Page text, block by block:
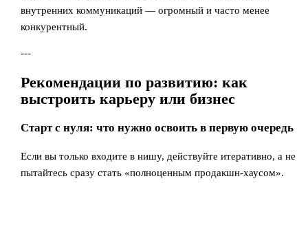
внутренних коммуникаций — огромный и часто менее
конкурентный.
---
Рекомендации по развитию: как
выстроить карьеру или бизнес
Старт с нуля: что нужно освоить в первую очередь
Если вы только входите в нишу, действуйте итеративно, а не
пытайтесь сразу стать «полноценным продакшн-хаусом».